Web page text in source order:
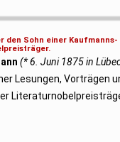
den Sohn einer
(* 6. Juni 1875 in
Lesungen, Vorträgen